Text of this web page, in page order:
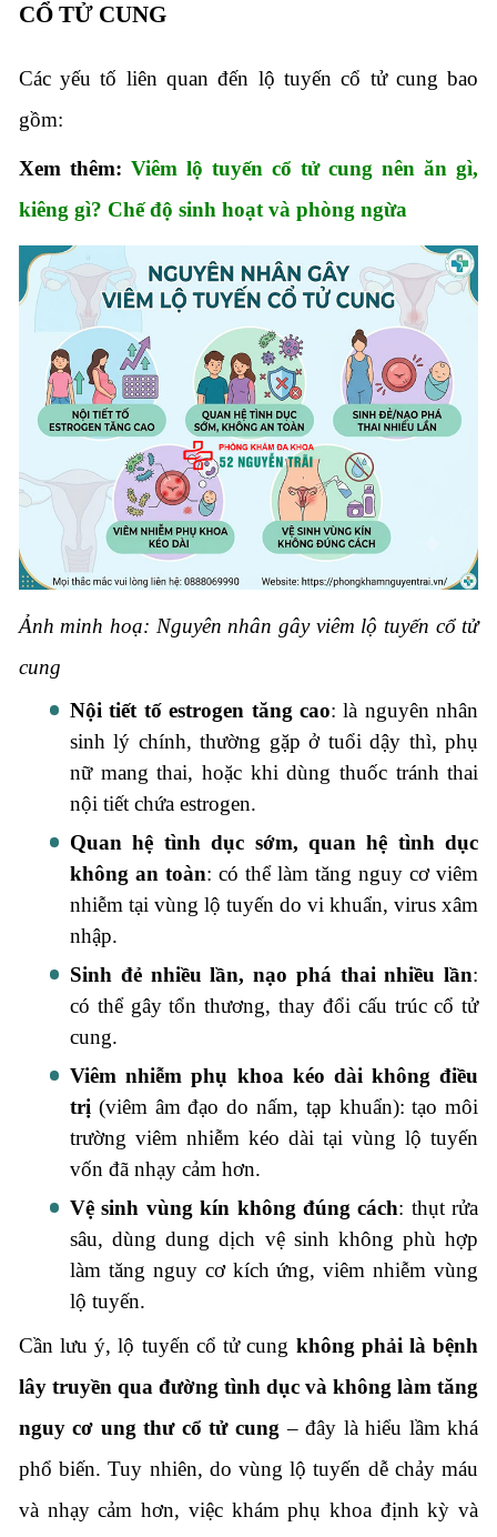
CỔ TỬ CUNG
Các yếu tố liên quan đến lộ tuyến cổ tử cung bao
gồm:
Xem thêm: Viêm lộ tuyến cổ tử cung nên ăn gì,
kiêng gì? Chế độ sinh hoạt và phòng ngừa
Ảnh minh hoạ: Nguyên nhân gây viêm lộ tuyến cổ tử
cung
Nội tiết tố estrogen tăng cao: là nguyên nhân
sinh lý chính, thường gặp ở tuổi dậy thì, phụ
nữ mang thai, hoặc khi dùng thuốc tránh thai
nội tiết chứa estrogen.
Quan hệ tình dục sớm, quan hệ tình dục
không an toàn: có thể làm tăng nguy cơ viêm
nhiễm tại vùng lộ tuyến do vi khuẩn, virus xâm
nhập.
Sinh đẻ nhiều lần, nạo phá thai nhiều lần:
có thể gây tổn thương, thay đổi cấu trúc cổ tử
cung.
Viêm nhiễm phụ khoa kéo dài không điều
trị (viêm âm đạo do nấm, tạp khuẩn): tạo môi
trường viêm nhiễm kéo dài tại vùng lộ tuyến
vốn đã nhạy cảm hơn.
Vệ sinh vùng kín không đúng cách: thụt rửa
sâu, dùng dung dịch vệ sinh không phù hợp
làm tăng nguy cơ kích ứng, viêm nhiễm vùng
lộ tuyến.
Cần lưu ý, lộ tuyến cổ tử cung không phải là bệnh
lây truyền qua đường tình dục và không làm tăng
nguy cơ ung thư cổ tử cung – đây là hiểu lầm khá
phổ biến. Tuy nhiên, do vùng lộ tuyến dễ chảy máu
và nhạy cảm hơn, việc khám phụ khoa định kỳ và